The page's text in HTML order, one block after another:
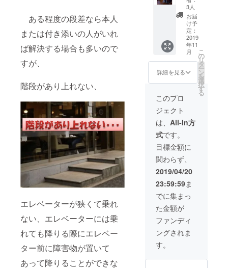
ある程度の段差なら本人
または付き添いの人がいれ
ば解決する場合も多いので
すが、
階段があり上れない、
エレベーターが狭くて乗れ
ない、エレベーターには乗
れても降りる際にエレベー
ター前に障害物が置いて
あって降りることができな
りました。
は、タルト
生地に、卵
と生クリー
ム、具とし
て肉や魚、
ジ、野菜、
果物などを
加えて、
チーズをの
せてオーブ
ンで焼いた
ものです。
具の組合せ
は無限で、
何を入れて
も美味しい
料理で
す！！肉
じゃがを入
れても美味
釣りの
お渡
し、換
金はで
きませ
ん。
円分を
郵送 ※
サイト
完成後
に郵送
させて
いただ
きま
す。 ※
りませ
ん。 ※
お食事
券は
1,000円
つづり
となっ
てお
り、お
釣りの
お渡
し、換
金はで
きませ
ん。
●感謝の
気持ち
を込め
たお礼
のメー
ル ●ア
クセシ
ビリ
ティグ
ルメサ
イト
『KISH
』～
キッ
シュ～
掲載店
で使え
る、お
食事券
を8,000
円分を
郵送 ※
サイト
完成後
に郵送
させて
いただ
きま
す。 ※
りませ
3人
お届
け予
定：
2019
年11
月
詳細を見る
こ
の
リ
タ
ー
ン
を
選
択
す
る
このプロ
ジェクト
は、 All-In方
式です。
目標金額に
関わらず、
2019/04/20
23:59:59ま
でに集まっ
た金額が
ファンディ
ングされま
す。